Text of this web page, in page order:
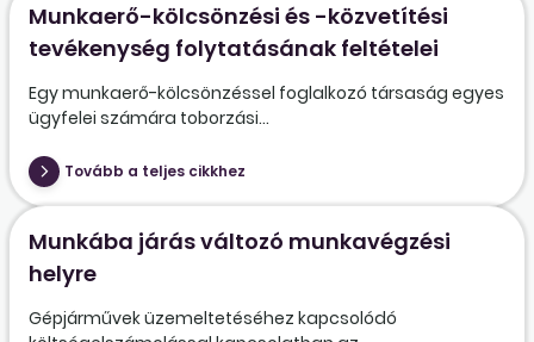
Munkaerő-kölcsönzési és -közvetítési
tevékenység folytatásának feltételei
Egy munkaerő-kölcsönzéssel foglalkozó társaság egyes
ügyfelei számára toborzási...
Tovább a teljes cikkhez
Munkába járás változó munkavégzési
helyre
Gépjárművek üzemeltetéséhez kapcsolódó